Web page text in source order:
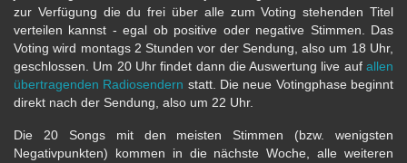
zur Verfügung die du frei über alle zum Voting stehenden Titel
verteilen kannst - egal ob positive oder negative Stimmen. Das
Voting wird montags 2 Stunden vor der Sendung, also um 18 Uhr,
geschlossen. Um 20 Uhr findet dann die Auswertung live auf allen
übertragenden Radiosendern statt. Die neue Votingphase beginnt
direkt nach der Sendung, also um 22 Uhr.
Die 20 Songs mit den meisten Stimmen (bzw. wenigsten
Negativpunkten) kommen in die nächste Woche, alle weiteren